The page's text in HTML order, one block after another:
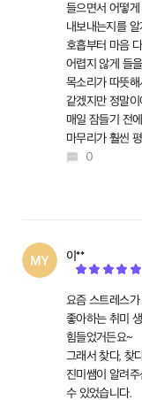
들으면서 어떻
내보내는지를
호흡부터 마음
어렵지 않게 들
목소리가 따뜻
같겠지만 정말
매일 잠들기 전
마무리가 훨씬
0
이**
요즘 스트레스
좋아하는 취미
힘들었거든요~
그래서 찾다, 찾
진미쌤이 알려
수 있었습니다.